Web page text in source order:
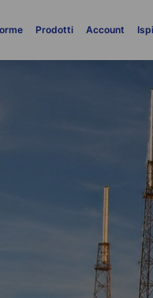
Prodotti Account